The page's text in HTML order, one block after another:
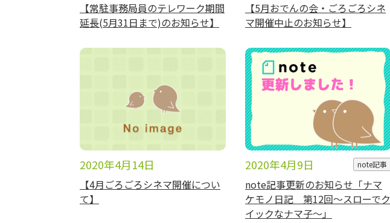
【常駐事務局員のテレワーク期間
延長(5月31日まで)のお知らせ】
【5月おでんの会・ごろごろシネ
マ開催中止のお知らせ】
2020年4月14日
【4月ごろごろシネマ開催につい
て】
2020年4月9日 note記事
note記事更新のお知らせ「ナマ
ケモノ日記 第12回～スローでク
イックなナマ子～」